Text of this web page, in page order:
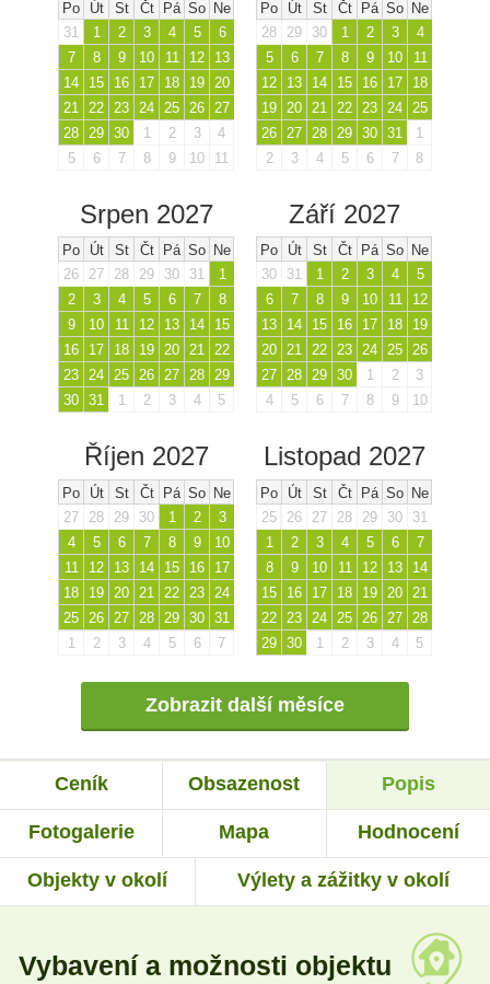
Po Út St Čt Pá So Ne
31
1 2 3 4 5
6
7
8 9 10 11 12
13
14
15 16 17 18 19
20
21
22 23 24 25 26
27
28
29 30 1 2 3
4
5
6 7 8 9 10 11
Po Út St Čt Pá So Ne
28
29 30 1 2 3
4
5
6 7 8 9 10
11
12
13 14 15 16 17
18
19
20 21 22 23 24
25
26
27 28 29 30 31
1
2
3 4 5 6 7 8
Srpen 2027
Po Út St Čt Pá So Ne
26
27 28 29 30 31
1
2
3 4 5 6 7
8
9
10 11 12 13 14
15
16
17 18 19 20 21 22
23 24 25 26 27 28 29
30 31 1 2 3 4 5
Září 2027
Po Út St Čt Pá So Ne
30
31 1 2 3 4
5
6
7 8 9 10 11
12
13
14 15 16 17 18
19
20 21 22 23 24 25 26
27 28 29 30 1 2
3
4
5 6 7 8 9 10
Říjen 2027
Po Út St Čt Pá So Ne
27
28 29 30 1 2
3
4
5 6 7 8 9
10
11
12 13 14 15 16
17
18
19 20 21 22 23
24
25
26 27 28 29 30 31
1
2 3 4 5 6 7
Listopad 2027
Po Út St Čt Pá So Ne
25
26 27 28 29 30
31
1
2 3 4 5 6
7
8
9 10 11 12 13
14
15
16 17 18 19 20
21
22
23 24 25 26 27
28
29 30 1 2 3 4 5
Zobrazit další měsíce
Ceník Obsazenost Popis
Fotogalerie Mapa Hodnocení
Objekty v okolí Výlety a zážitky v okolí
Vybavení a možnosti objektu